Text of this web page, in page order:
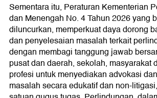
Sementara itu, Peraturan Kementerian
dan Menengah No. 4 Tahun 2026 yang
diluncurkan, memperkuat daya dorong
dan penyelesaian masalah terkait
dengan membagi tanggung jawab
pusat dan daerah, sekolah, masyarakat
profesi untuk menyediakan advokasi
masalah secara edukatif dan non-